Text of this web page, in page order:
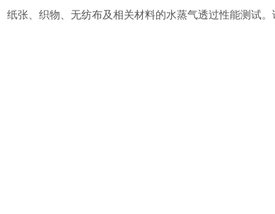
张、织物、无纺布及相关材料的水蒸气透过性能测试